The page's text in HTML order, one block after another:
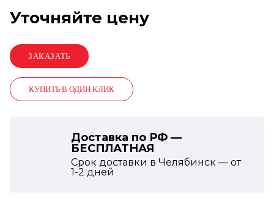
Уточняйте цену
КУПИТЬ В ОДИН КЛИК
Доставка по РФ —
БЕСПЛАТНАЯ
Срок доставки в Челябинск — от
1-2 дней